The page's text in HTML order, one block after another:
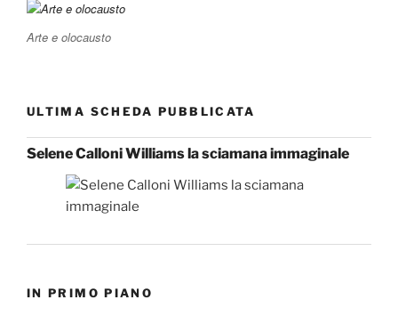
Arte e olocausto
ULTIMA SCHEDA PUBBLICATA
Selene Calloni Williams la sciamana immaginale
IN PRIMO PIANO